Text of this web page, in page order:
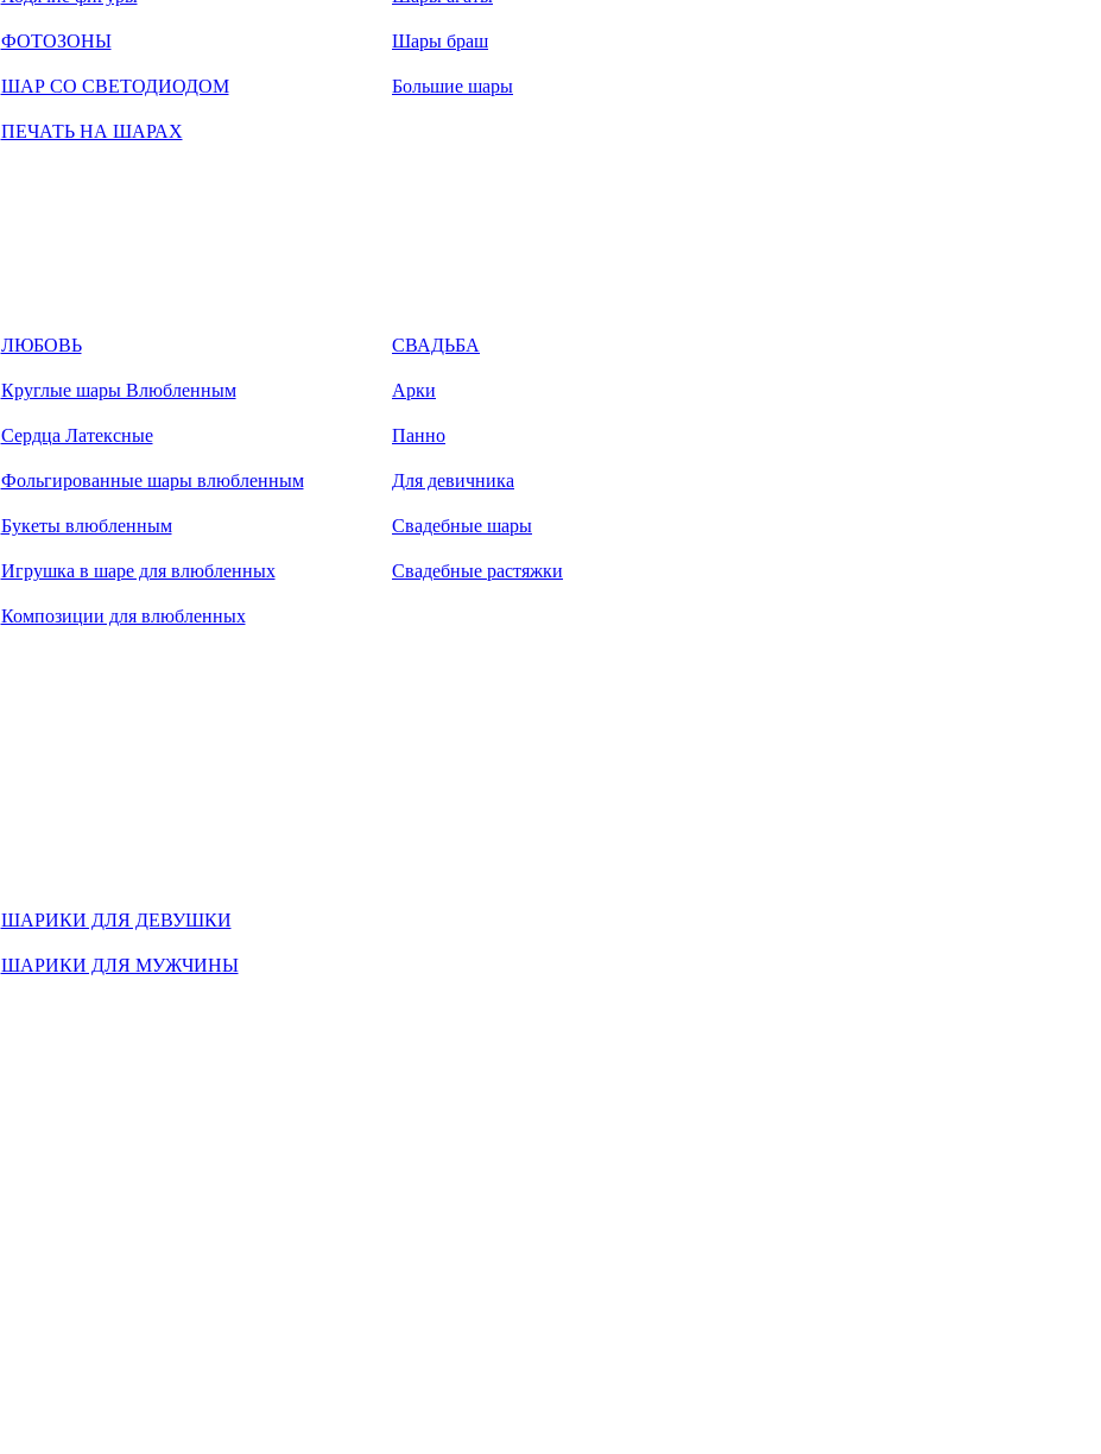
ФОТОЗОНЫ
ШАР СО СВЕТОДИОДОМ
ПЕЧАТЬ НА ШАРАХ
Шары браш
Большие шары
ЛЮБОВЬ
Круглые шары Влюбленным
Сердца Латексные
Фольгированные шары влюбленным
Букеты влюбленным
Игрушка в шаре для влюбленных
Композиции для влюбленных
СВАДЬБА
Арки
Панно
Для девичника
Свадебные шары
Свадебные растяжки
ШАРИКИ ДЛЯ ДЕВУШКИ
ШАРИКИ ДЛЯ МУЖЧИНЫ